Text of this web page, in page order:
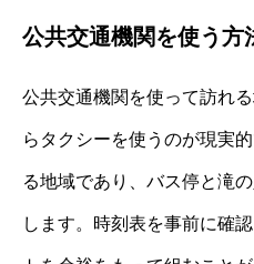
公共交通機関を使う方
公共交通機関を使って訪れ
らタクシーを使うのが現実
る地域であり、バス停と滝
します。時刻表を事前に確